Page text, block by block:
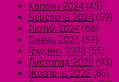
Квітень 2024 (45)
Березень 2024 (59)
Лютий 2024 (58)
Січень 2024 (57)
Грудень 2023 (55)
Листопад 2023 (93)
Жовтень 2023 (85)